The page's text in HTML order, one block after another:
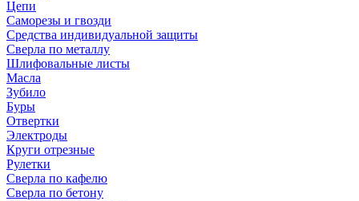
Цепи
Саморезы и гвозди
Средства индивидуальной защиты
Сверла по металлу
Шлифовальные листы
Масла
Зубило
Буры
Отвертки
Электроды
Круги отрезные
Рулетки
Сверла по кафелю
Сверла по бетону